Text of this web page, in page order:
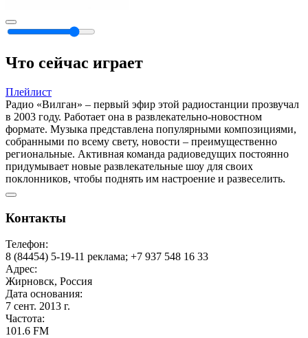
Что сейчас играет
Плейлист
Радио «Вилган» – первый эфир этой радиостанции прозвучал
в 2003 году. Работает она в развлекательно-новостном
формате. Музыка представлена популярными композициями,
собранными по всему свету, новости – преимущественно
региональные. Активная команда радиоведущих постоянно
придумывает новые развлекательные шоу для своих
поклонников, чтобы поднять им настроение и развеселить.
Контакты
Телефон:
8 (84454) 5-19-11 реклама; +7 937 548 16 33
Адрес:
Жирновск, Россия
Дата основания:
7 сент. 2013 г.
Частота:
101.6 FM